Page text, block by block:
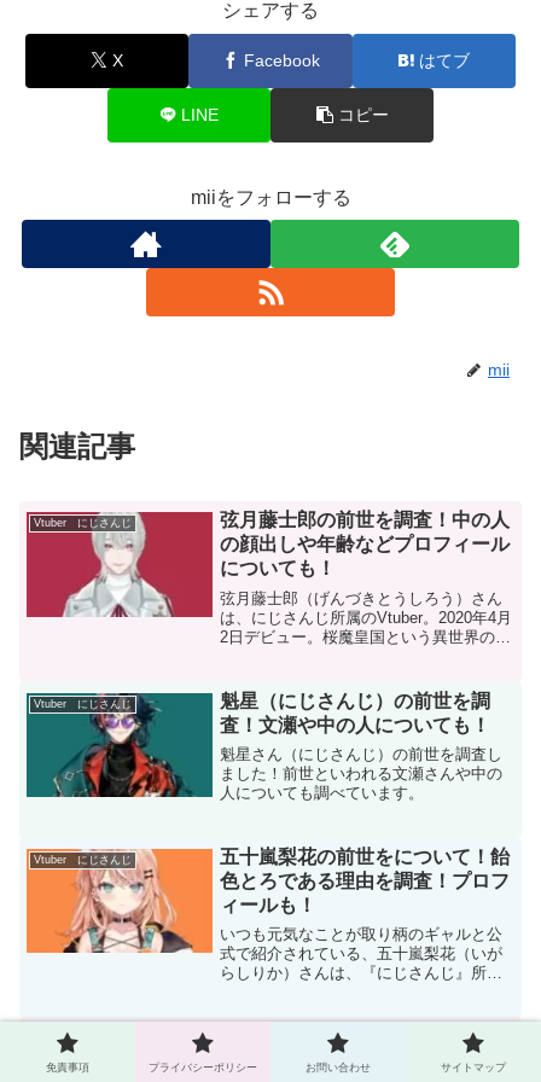
シェアする
X Facebook はてブ
LINE コピー
miiをフォローする
mii
関連記事
Vtuber にじさんじ
弦月藤士郎の前世を調査！中の人
の顔出しや年齢などプロフィール
についても！
弦月藤士郎（げんづきとうしろう）さん
は、にじさんじ所属のVtuber。2020年4月
2日デビュー。桜魔皇国という異世界の国
晴さんとは、『VΔLZ（ヴァルツ）』とい
うユニ...
Vtuber にじさんじ
魁星（にじさんじ）の前世を調
査！文瀬や中の人についても！
魁星さん（にじさんじ）の前世を調査し
ました！前世といわれる文瀬さんや中の
人についても調べています。
Vtuber にじさんじ
五十嵐梨花の前世をについて！飴
色とろである理由を調査！プロフ
ィールも！
いつも元気なことが取り柄のギャルと公
式で紹介されている、五十嵐梨花（いが
らしりか）さんは、『にじさんじ』所属
ット『Idios』のメンバーでもありま
Vtuber にじさんじ
四季凪アキラの前世について！中
の人の年齢などプロフィールも！
免責事項 プライバシーポリシー お問い合わせ サイトマップ